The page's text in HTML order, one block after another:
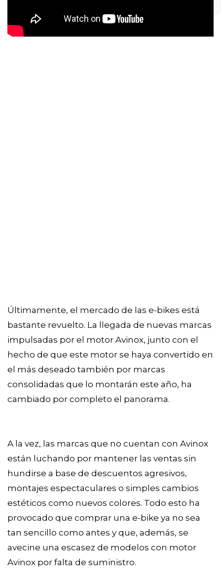
Últimamente, el mercado de las e-bikes está
bastante revuelto. La llegada de nuevas marcas
impulsadas por el motor Avinox, junto con el
hecho de que este motor se haya convertido en
el más deseado también por marcas
consolidadas que lo montarán este año, ha
cambiado por completo el panorama.
A la vez, las marcas que no cuentan con Avinox
están luchando por mantener las ventas sin
hundirse a base de descuentos agresivos,
montajes espectaculares o simples cambios
estéticos como nuevos colores. Todo esto ha
provocado que comprar una e-bike ya no sea
tan sencillo como antes y que, además, se
avecine una escasez de modelos con motor
Avinox por falta de suministro.